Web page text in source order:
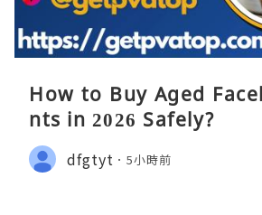
How to Buy Aged
nts in 2026 Safely?
dfgtyt 5小時前